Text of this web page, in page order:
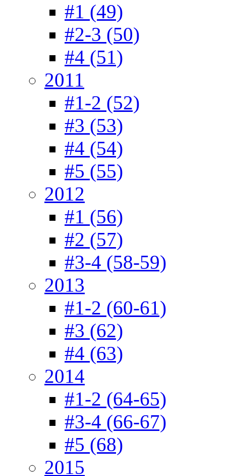
#1 (49)
#2-3 (50)
#4 (51)
2011
#1-2 (52)
#3 (53)
#4 (54)
#5 (55)
2012
#1 (56)
#2 (57)
#3-4 (58-59)
2013
#1-2 (60-61)
#3 (62)
#4 (63)
2014
#1-2 (64-65)
#3-4 (66-67)
#5 (68)
2015